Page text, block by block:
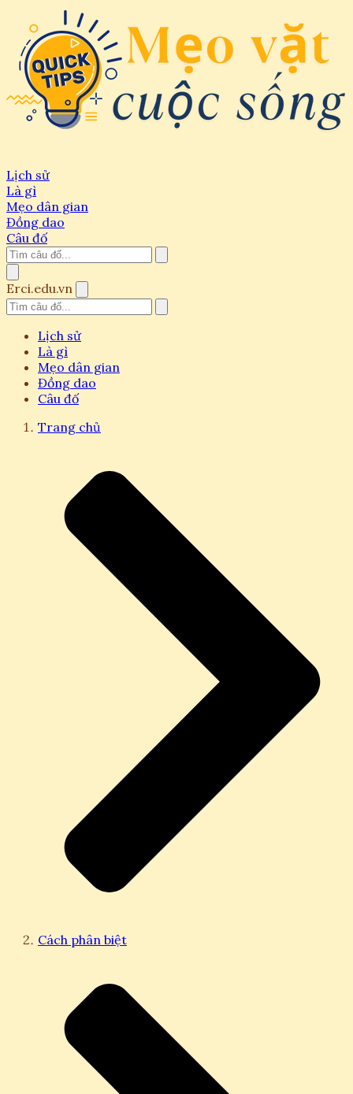
Lịch sử
Là gì
Mẹo dân gian
Đồng dao
Câu đố
Erci.edu.vn
Lịch sử
Là gì
Mẹo dân gian
Đồng dao
Câu đố
Trang chủ
Cách phân biệt